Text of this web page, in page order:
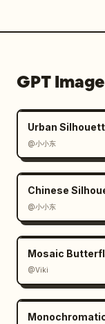
GPT
Urban
@小小东
Chinese
@小小东
Mosaic
@Viki